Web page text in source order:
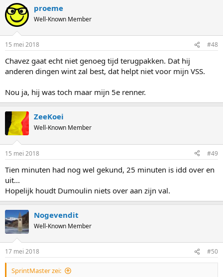
proeme
Well-Known Member
15 mei 2018 #48
Chavez gaat echt niet genoeg tijd terugpakken. Dat hij
anderen dingen wint zal best, dat helpt niet voor mijn VSS.
Nou ja, hij was toch maar mijn 5e renner.
ZeeKoei
Well-Known Member
15 mei 2018 #49
Tien minuten had nog wel gekund, 25 minuten is idd over en
uit...
Hopelijk houdt Dumoulin niets over aan zijn val.
Nogevendit
Well-Known Member
17 mei 2018 #50
SprintMaster zei: